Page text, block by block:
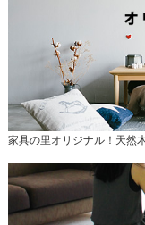
家具の里オリジナル！天然